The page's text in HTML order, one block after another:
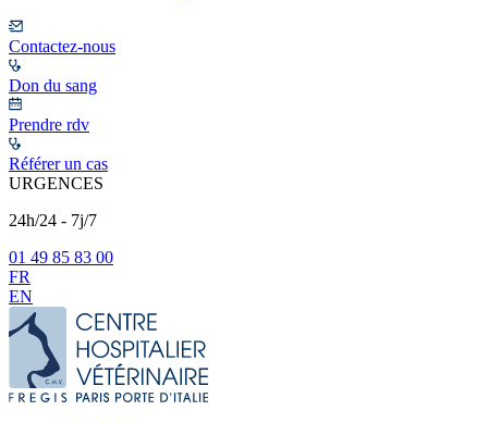
Contactez-nous
Don du sang
Prendre rdv
Référer un cas
URGENCES
24h/24 - 7j/7
01 49 85 83 00
FR
EN